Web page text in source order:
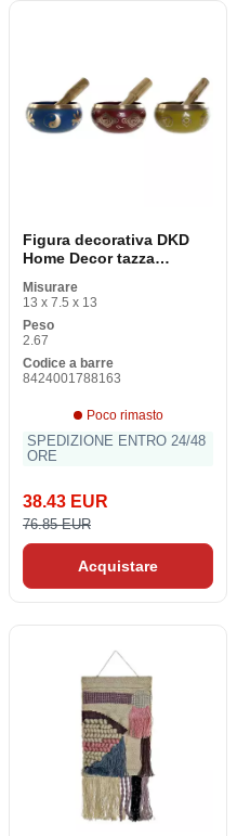
Figura decorativa DKD
Home Decor tazza
Giallo rosso blu
Misurare
13 x 7.5 x 13
Peso
2.67
Codice a barre
8424001788163
Poco rimasto
SPEDIZIONE ENTRO 24/48
ORE
38.43 EUR
76.85 EUR
Acquistare